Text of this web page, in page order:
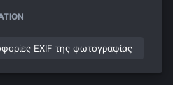
EXIF της φωτογραφίας